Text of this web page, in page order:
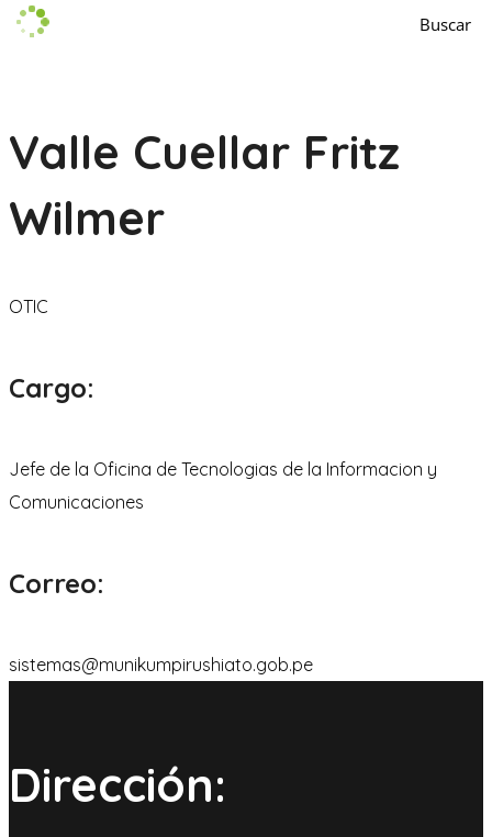
Buscar
Valle Cuellar Fritz
Wilmer
OTIC
Cargo:
Jefe de la Oficina de Tecnologias de la Informacion y
Comunicaciones
Correo:
sistemas@munikumpirushiato.gob.pe
Dirección: